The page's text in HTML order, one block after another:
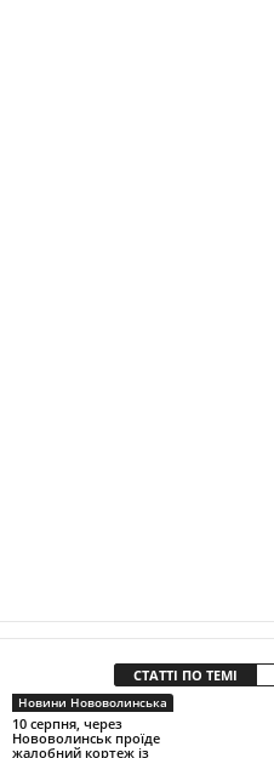
СТАТТІ ПО ТЕМІ
Новини Нововолинська
10 серпня, через
Нововолинськ проїде
жалобний кортеж із